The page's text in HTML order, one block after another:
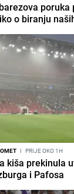
poruka
o biranju
I PRIJE OKO 1H
kiša prekinula
i Pafosa